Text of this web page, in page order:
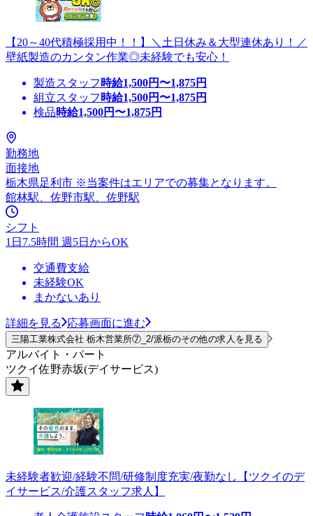
【20～40代積極採用中！！】＼土日休み＆大型連休あり！／
壁紙製造のカンタン作業◎未経験でも安心！
製造スタッフ 時給1,500円〜1,875円
組立スタッフ 時給1,500円〜1,875円
検品時給1,500円〜1,875円
勤務地
面接地
栃木県足利市 ※当案件はエリアでの募集となります。
館林駅、佐野市駅、佐野駅
シフト
1日7.5時間 週5日からOK
交通費支給
未経験OK
まかないあり
詳細を見る 応募画面に進む
三陽工業株式会社 栃木営業所⑦_2/派栃のその他の求人を見る
アルバイト・パート
ツクイ佐野赤坂(デイサービス)
未経験者歓迎/経験不問/研修制度充実/夜勤なし【ツクイのデ
イサービス/介護スタッフ求人】